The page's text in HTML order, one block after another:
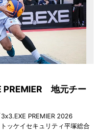
PREMIER 地元チー
PREMIER 2026
ッケイセキュリティ平塚総合